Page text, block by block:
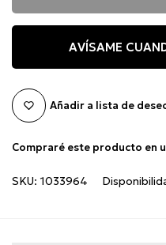
AVÍSAME
Añadir a lista de
Compraré este producto en
SKU: 1033964